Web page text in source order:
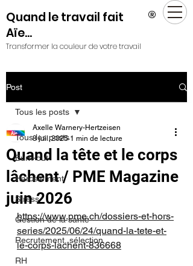
Quand le travail fait
Aïe...
Transformer la couleur de votre travail
®
Post
Tous les posts
Burn-out
Harcèlement
Stress
Gestion de la santé
Recrutement, sélection
RH
Tous les posts
Quand la tête et le corps
lâchent / PME Magazine
juin 2026
Axelle Warnery-Hertzeisen
8 juil. 2025 1 min de lecture
https://www.pme.ch/dossiers-et-hors-
series/2025/06/24/quand-la-tete-et-
le-corps-lachent-836668